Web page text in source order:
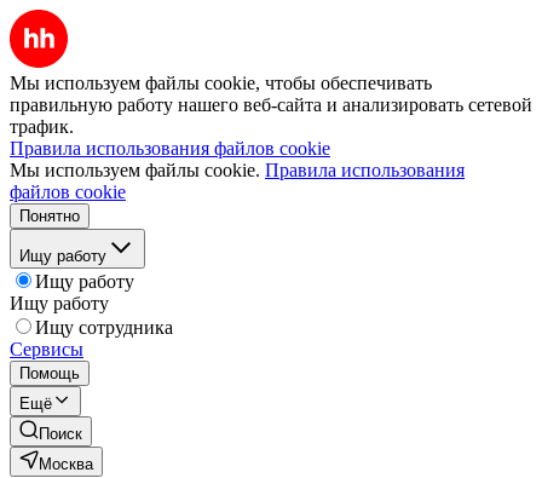
Мы используем файлы cookie, чтобы обеспечивать
правильную работу нашего веб-сайта и анализировать сетевой
трафик.
Правила использования файлов cookie
Мы используем файлы cookie. Правила использования
файлов cookie
Понятно
Ищу работу
Ищу работу
Ищу работу
Ищу сотрудника
Сервисы
Помощь
Ещё
Поиск
Москва